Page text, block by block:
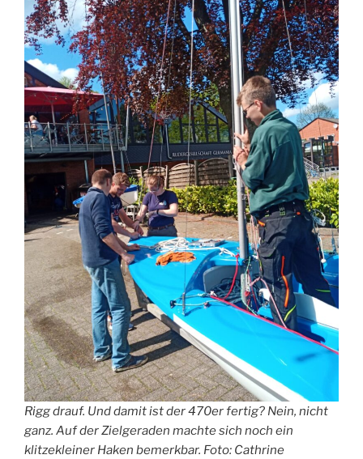
Rigg drauf. Und damit ist der 470er fertig? Nein, nicht
ganz. Auf der Zielgeraden machte sich noch ein
klitzekleiner Haken bemerkbar. Foto: Cathrine